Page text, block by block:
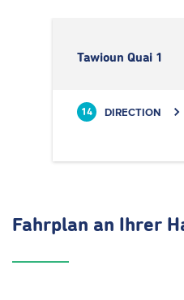
Tawioun Quai 1
14 DIRECTION
Fahrplan an Ihrer